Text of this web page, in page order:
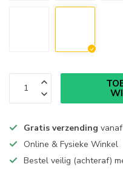
Gratis verzending vanaf
Online & Fysieke Winkel
Bestel veilig (achteraf)